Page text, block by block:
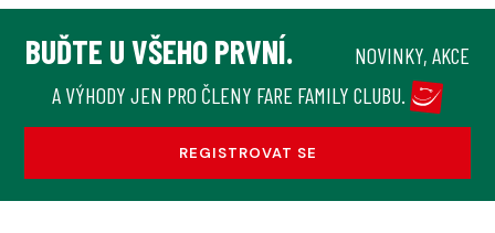
BUĎTE U VŠEHO PRVNÍ.
NOVINKY, AKCE
A VÝHODY JEN PRO ČLENY FARE FAMILY CLUBU.
REGISTROVAT SE